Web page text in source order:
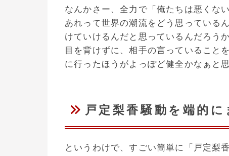
なんかさー、全力で「俺たちは悪くな
あれって世界の潮流をどう思っている
けていけるんだと思っているんだろう
目を背けずに、相手の言っていること
に行ったほうがよっぽど健全かなぁと
戸定梨香騒動を端的
というわけで、すごい簡単に「戸定梨